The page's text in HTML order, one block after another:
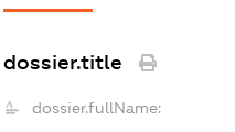
dossier.title
dossier.fullName: